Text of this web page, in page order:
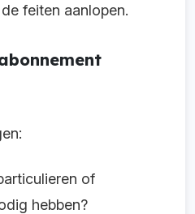
feiten aanlopen.
of
hebben?